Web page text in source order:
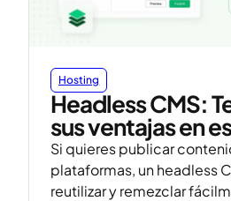
Hosting
Headless CMS:
sus ventajas en
Si quieres publicar
plataformas, un headless
reutilizar y remezclar